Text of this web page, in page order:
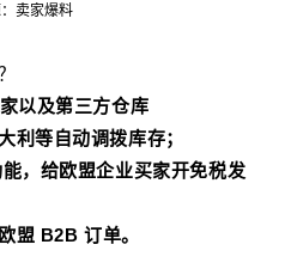
卖家爆料
以及第三方仓库
利等自动调拨库存；
，给欧盟企业买家开免税发
盟 B2B 订单。